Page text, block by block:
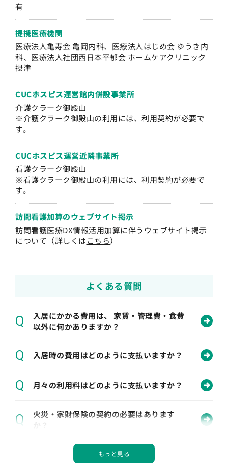
有
提携医療機関
医療法人亀寿会 亀岡内科、医療法人はじめ会 ゆうき内
科、医療法人社団西日本平郁会 ホームケアクリニック
摂津
CUCホスピス運営館内併設事業所
介護クラーク御殿山
※介護クラーク御殿山の利用には、利用契約が必要で
す。
CUCホスピス運営近隣事業所
看護クラーク御殿山
※看護クラーク御殿山の利用には、利用契約が必要で
す。
訪問看護加算のウェブサイト掲示
訪問看護医療DX情報活用加算に伴うウェブサイト掲示
について（詳しくはこちら）
よくある質問
Q
入居にかかる費用は、 家賃・管理費・食費
以外に何かありますか？
Q 入居時の費用はどのように支払いますか？
Q 月々の利用料はどのように支払いますか？
Q
火災・家財保険の契約の必要はあります
か？
身元引受人がいなくても入居できますか？